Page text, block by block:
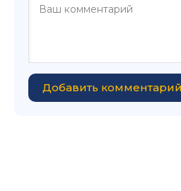
Добавить комментарий